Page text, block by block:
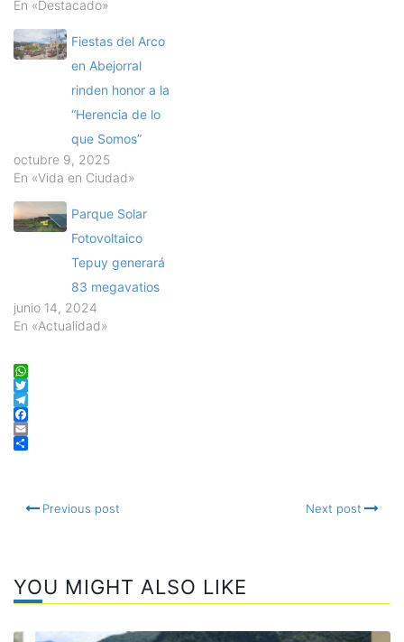
En «Destacado»
Fiestas del Arco
en Abejorral
rinden honor a la
“Herencia de lo
que Somos”
octubre 9, 2025
En «Vida en Ciudad»
Parque Solar
Fotovoltaico
Tepuy generará
83 megavatios
junio 14, 2024
En «Actualidad»
WhatsApp
Twitter
Telegram
Facebook
Email
Previous post Next post
YOU MIGHT ALSO LIKE